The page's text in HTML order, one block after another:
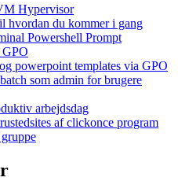
Hypervisor
hvordan du kommer i gang
Powershell Prompt
powerpoint templates via GPO
som admin for brugere
arbejdsdag
af clickonce program